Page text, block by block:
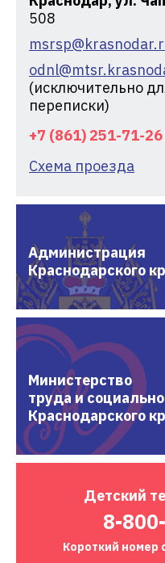
508
(исключительно
переписки)
+7 (861) 251-71-26
Схема проезда
Администрация
Краснодарского
Министерство
труда и
Краснодарского
Детский
8-
Короткий номер